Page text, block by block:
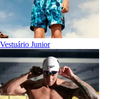
Vestuário Junior